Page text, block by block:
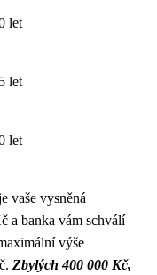
let
let
let
vaše vysněná
a banka vám schválí
výše
Zbylých 400 000 Kč,